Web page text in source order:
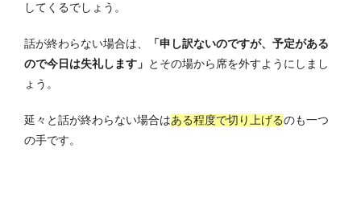
してくるでしょう。
話が終わらない場合は、
「申し訳ないのですが、予定がある
ので今日は失礼します」 とその場から席を外すようにしまし
ょう。
延々と話が終わらない場合はある程度で切り上げるのも一つ
の手です。